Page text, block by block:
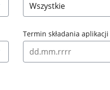
Termin składania aplikacji